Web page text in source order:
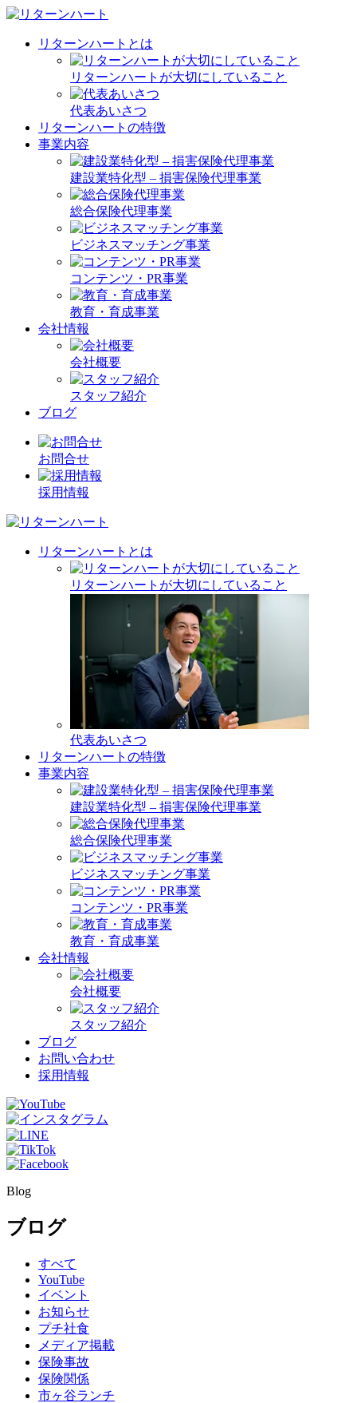
リターンハートとは
リターンハートが大切にしていること
代表あいさつ
リターンハートの特徴
事業内容
建設業特化型 – 損害保険代理事業
総合保険代理事業
ビジネスマッチング事業
コンテンツ・PR事業
教育・育成事業
会社情報
会社概要
スタッフ紹介
ブログ
お問合せ
採用情報
リターンハートとは
リターンハートが大切にしていること
代表あいさつ
リターンハートの特徴
事業内容
建設業特化型 – 損害保険代理事業
総合保険代理事業
ビジネスマッチング事業
コンテンツ・PR事業
教育・育成事業
会社情報
会社概要
スタッフ紹介
ブログ
お問い合わせ
採用情報
Blog
ブログ
すべて
YouTube
イベント
お知らせ
プチ社食
メディア掲載
保険事故
保険関係
市ヶ谷ランチ